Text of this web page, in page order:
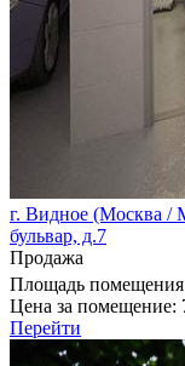
г. Видное (Москва /
бульвар, д.7
Продажа
Площадь
Цена за помещение:
Перейти